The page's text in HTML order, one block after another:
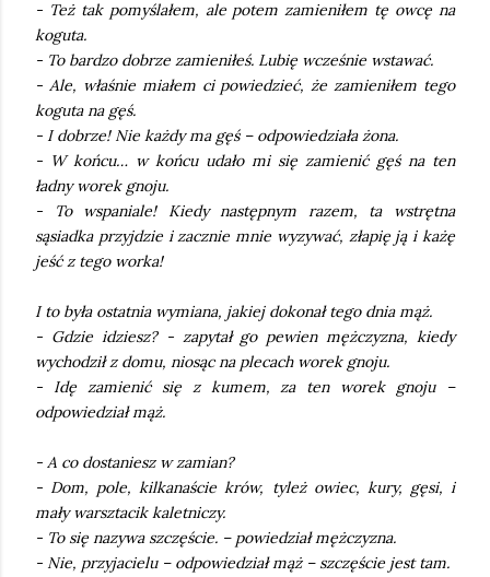
- Też tak pomyślałem, ale potem zamieniłem tę owcę na
koguta.
- To bardzo dobrze zamieniłeś. Lubię wcześnie wstawać.
- Ale, właśnie miałem ci powiedzieć, że zamieniłem tego
koguta na gęś.
- I dobrze! Nie każdy ma gęś – odpowiedziała żona.
- W końcu… w końcu udało mi się zamienić gęś na ten
ładny worek gnoju.
- To wspaniale! Kiedy następnym razem, ta wstrętna
sąsiadka przyjdzie i zacznie mnie wyzywać, złapię ją i każę
jeść z tego worka!
I to była ostatnia wymiana, jakiej dokonał tego dnia mąż.
- Gdzie idziesz? - zapytał go pewien mężczyzna, kiedy
wychodził z domu, niosąc na plecach worek gnoju.
- Idę zamienić się z kumem, za ten worek gnoju –
odpowiedział mąż.
- A co dostaniesz w zamian?
- Dom, pole, kilkanaście krów, tyleż owiec, kury, gęsi, i
mały warsztacik kaletniczy.
- To się nazywa szczęście. – powiedział mężczyzna.
- Nie, przyjacielu – odpowiedział mąż – szczęście jest tam.